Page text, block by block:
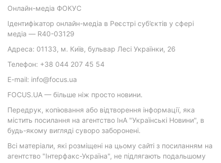
Онлайн-медіа ФОКУС
Ідентифікатор онлайн-медіа в Реєстрі суб’єктів у сфері
медіа — R40-03129
Адреса: 01133, м. Київ, бульвар Лесі Українки, 26
Телефон: +38 044 207 45 54
E-mail: info@focus.ua
FOCUS.UA — більше ніж просто новини.
Передрук, копіювання або відтворення інформації, яка
містить посилання на агентство ІнА "Українські Новини", в
будь-якому вигляді суворо заборонені.
Всі матеріали, які розміщені на цьому сайті з посиланням на
агентство "Інтерфакс-Україна", не підлягають подальшому